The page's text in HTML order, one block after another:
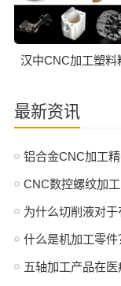
汉中CNC加工塑料
最新资讯
铝合金CNC加工
CNC数控螺纹加
什么是机加工零件
五轴加工产品在